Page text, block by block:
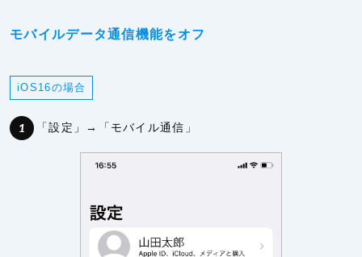
モバイルデータ通信機能をオフ
iOS16の場合
「設定」→「モバイル通信」